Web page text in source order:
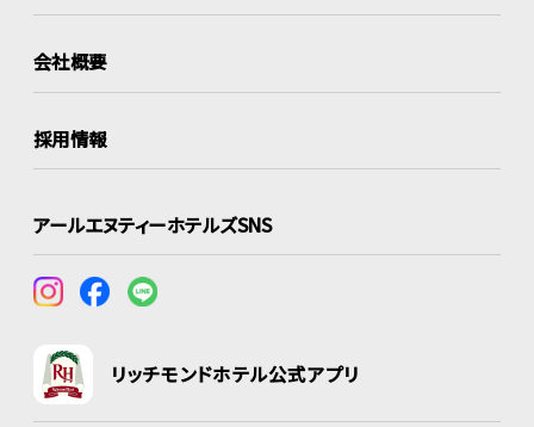
会社概要
採用情報
アールエヌティーホテルズSNS
リッチモンドホテル公式アプリ